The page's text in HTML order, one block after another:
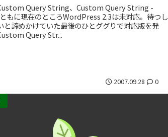
Query String、Custom Query String -
もに現在のところWordPress 2.3は未対応。待つし
と諦めかけていた最後のひとググりで対応版を発
Query Str...
2007.09.28 0